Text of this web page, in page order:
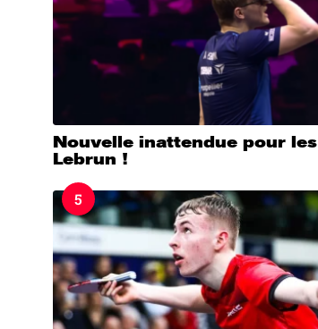
Nouvelle inattendue pour
Lebrun !
5